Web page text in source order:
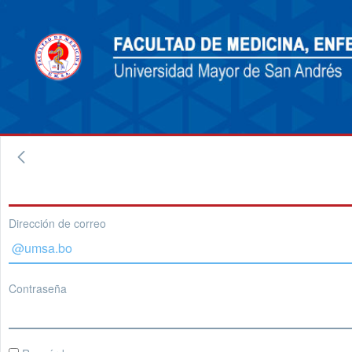
Dirección de correo
Contraseña